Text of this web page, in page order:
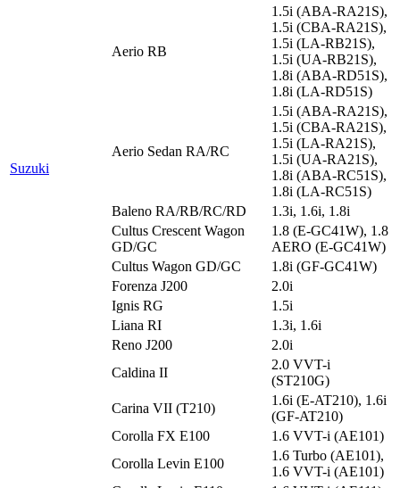
Suzuki
Aerio RB
1.5i (ABA-RA21S),
1.5i (CBA-RA21S),
1.5i (LA-RB21S),
1.5i (UA-RB21S),
1.8i (ABA-RD51S),
1.8i (LA-RD51S)
Aerio Sedan RA/RC
1.5i (ABA-RA21S),
1.5i (CBA-RA21S),
1.5i (LA-RA21S),
1.5i (UA-RA21S),
1.8i (ABA-RC51S),
1.8i (LA-RC51S)
Baleno RA/RB/RC/RD
1.3i, 1.6i, 1.8i
Cultus Crescent Wagon
GD/GC
1.8 (E-GC41W), 1.8
AERO (E-GC41W)
Cultus Wagon GD/GC
1.8i (GF-GC41W)
Forenza J200
2.0i
Ignis RG
1.5i
Liana RI
1.3i, 1.6i
Reno J200
2.0i
Caldina II
2.0 VVT-i
(ST210G)
Carina VII (T210)
1.6i (E-AT210), 1.6i
(GF-AT210)
Corolla FX E100
1.6 VVT-i (AE101)
Corolla Levin E100
1.6 Turbo (AE101),
1.6 VVT-i (AE101)